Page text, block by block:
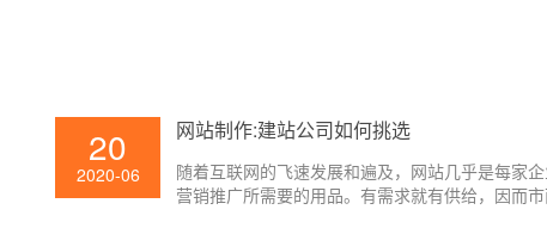
20
2020-06
网站制作:建站公司如何挑选
随着互联网的飞速发展和遍及，网站几乎是每家
营销推广所需要的用品。有需求就有供给，因而